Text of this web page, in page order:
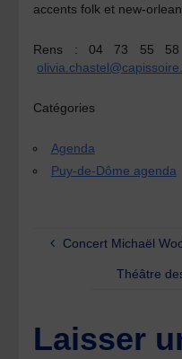
accents folk et new-
Rens : 04 73 55
Catégories
Agenda
Puy-de-Dôme agenda
Concert Michaël
Théâtre
Laisser